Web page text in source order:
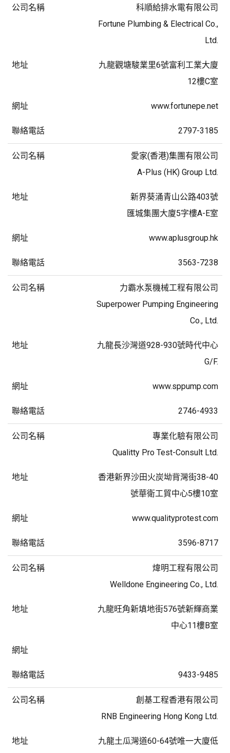
科順給排水電有限公司
Fortune Plumbing & Electrical Co.,
Ltd.
九龍觀塘駿業里6號富利工業大廈
12樓C室
www.fortunepe.net
2797-3185
愛家(香港)集團有限公司
A-Plus (HK) Group Ltd.
新界葵涌青山公路403號
匯城集團大廈5字樓A-E室
www.aplusgroup.hk
3563-7238
力霸水泵機械工程有限公司
Superpower Pumping Engineering
Co., Ltd.
九龍長沙灣道928-930號時代中心
G/F.
www.sppump.com
2746-4933
專業化驗有限公司
Qualitty Pro Test-Consult Ltd.
香港新界沙田火炭坳背灣街38-40
號華衛工貿中心5樓10室
www.qualityprotest.com
3596-8717
煒明工程有限公司
Welldone Engineering Co., Ltd.
九龍旺角新填地街576號新輝商業
中心11樓B室
9433-9485
創基工程香港有限公司
RNB Engineering Hong Kong Ltd.
九龍土瓜灣道60-64號唯一大廈低